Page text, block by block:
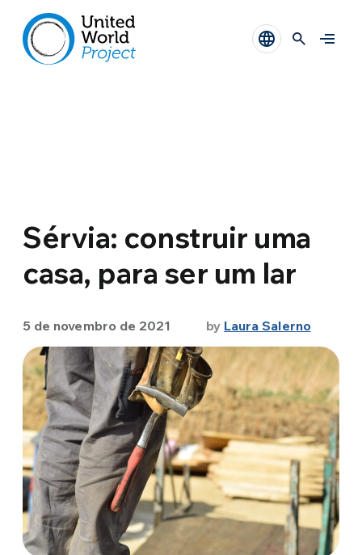
Sérvia: construir uma
casa, para ser um lar
5 de novembro de 2021 by Laura Salerno